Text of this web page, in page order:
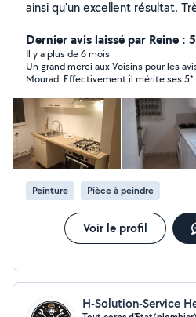
ainsi qu'un excellent résultat.
adorable. je mets à votre
dans le domaine du bâtiment
cuisine, pose parquet,
Dernier avis laissé par Reine :
Il y a plus de 6 mois
Un grand merci aux Voisins pour les
Mourad. Effectivement il mérite ses
humeur. Je le recommande sans
travail accompli.
Peinture Pièce à peindre
Voir le profil
H-Solution-Service